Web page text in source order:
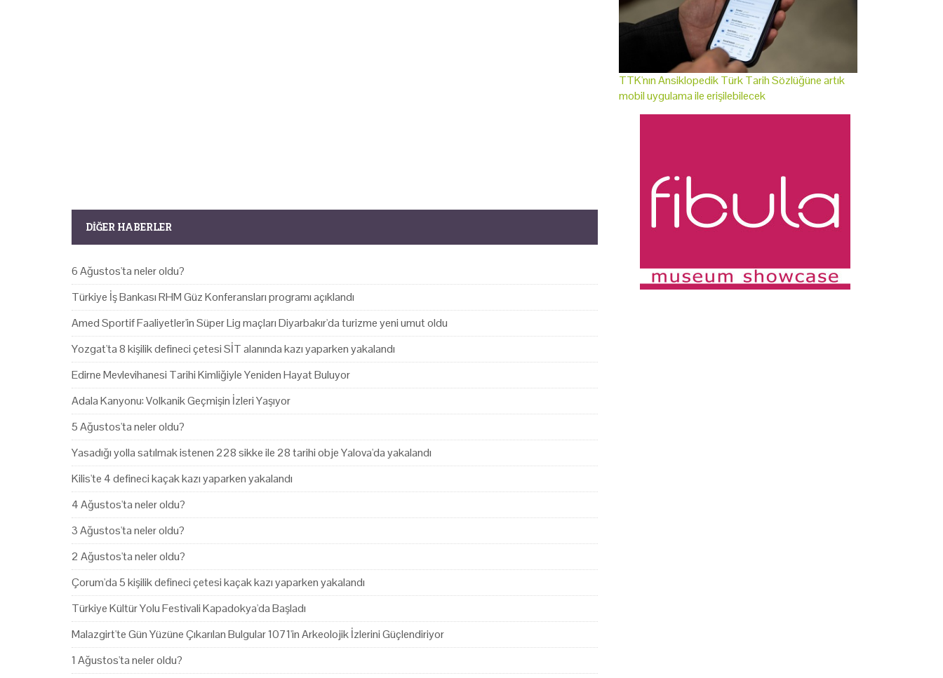
DIĞER HABERLER
6 Ağustos'ta neler oldu?
Türkiye İş Bankası RHM Güz Konferansları programı açıklandı
Amed Sportif Faaliyetler'in Süper Lig maçları Diyarbakır'da turizme yeni umut oldu
Yozgat'ta 8 kişilik defineci çetesi SİT alanında kazı yaparken yakalandı
Edirne Mevlevihanesi Tarihi Kimliğiyle Yeniden Hayat Buluyor
Adala Kanyonu: Volkanik Geçmişin İzleri Yaşıyor
5 Ağustos'ta neler oldu?
Yasadığı yolla satılmak istenen 228 sikke ile 28 tarihi obje Yalova'da yakalandı
Kilis'te 4 defineci kaçak kazı yaparken yakalandı
4 Ağustos'ta neler oldu?
3 Ağustos'ta neler oldu?
2 Ağustos'ta neler oldu?
Çorum'da 5 kişilik defineci çetesi kaçak kazı yaparken yakalandı
Türkiye Kültür Yolu Festivali Kapadokya'da Başladı
Malazgirt'te Gün Yüzüne Çıkarılan Bulgular 1071'in Arkeolojik İzlerini Güçlendiriyor
1 Ağustos'ta neler oldu?
TTK'nın Ansiklopedik Türk Tarih Sözlüğüne artık
mobil uygulama ile erişilebilecek